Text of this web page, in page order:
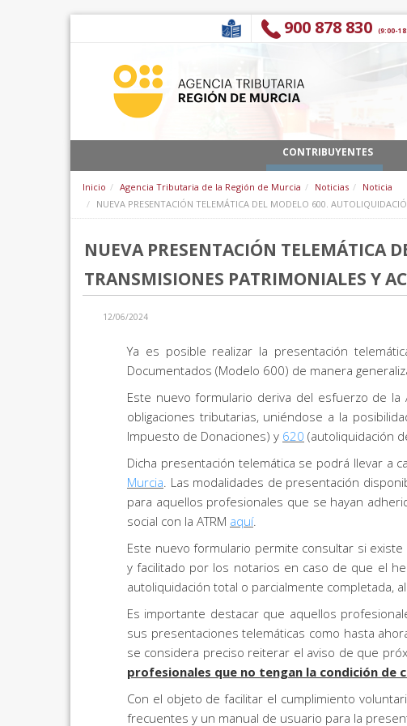
900 878 830 (9:00-
CONTRIBUYENTES
Inicio Agencia Tributaria de la Región de Murcia Noticias
Noticia
NUEVA PRESENTACIÓN TELEMÁTICA DEL MODELO 600.
NUEVA PRESENTACIÓN TELEMÁTICA
TRANSMISIONES PATRIMONIALES Y
12/06/2024
Ya es posible realizar la presentación
Documentados (Modelo 600) de manera
Este nuevo formulario deriva del esfuerzo de
obligaciones tributarias, uniéndose a la
Impuesto de Donaciones) y 620 (autoliquidación
Dicha presentación telemática se podrá llevar a
Murcia. Las modalidades de presentación
para aquellos profesionales que se hayan
social con la ATRM aquí.
Este nuevo formulario permite consultar si existe
y facilitado por los notarios en caso de que el
autoliquidación total o parcialmente completada,
Es importante destacar que aquellos
sus presentaciones telemáticas como hasta
se considera preciso reiterar el aviso de que
profesionales que no tengan la condición de
Con el objeto de facilitar el cumplimiento
frecuentes y un manual de usuario para la